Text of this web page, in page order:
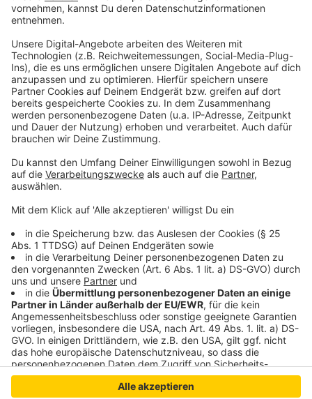
Anzeige
richtig gruseln. MAXX hat so viel zu tun, dass er selbst
seine eigenen Träume schon vergessen hat. Und dann
wird ihm alles zuviel und dann reicht es ihm. Ab jetzt
bekommen alle nur noch den gleichen Traum. Alles
neu, alles gleich, alles schön, alles billig! Aber so geht
das auch nicht! Das ist doch viel zu langweilig. Los
geht die Reise zu spannenden Begegnungen,
unbekannten Gefahren, sentimentalen Momenten,
lustigen Erlebnissen und neuen Erkenntnissen. Mit viel
Musik und in einem wunderbar phantasievollen
Bühnenbild der Kinderbuchillustratorin Selda Soganci.
Anzeige
Anzeige